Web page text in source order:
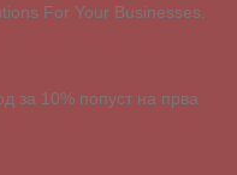
For Your Businesses.
за 10% попуст на прва